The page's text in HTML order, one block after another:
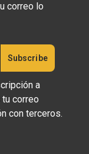
correo lo
a
tu correo
con terceros.